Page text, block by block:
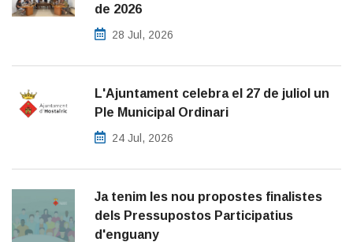
de 2026
28 Jul, 2026
L'Ajuntament celebra el 27 de juliol un
Ple Municipal Ordinari
24 Jul, 2026
Ja tenim les nou propostes finalistes
dels Pressupostos Participatius
d'enguany